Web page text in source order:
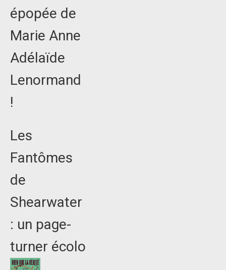
épopée de
Marie Anne
Adélaïde
Lenormand
!
Les
Fantômes
de
Shearwater
: un page-
turner écolo